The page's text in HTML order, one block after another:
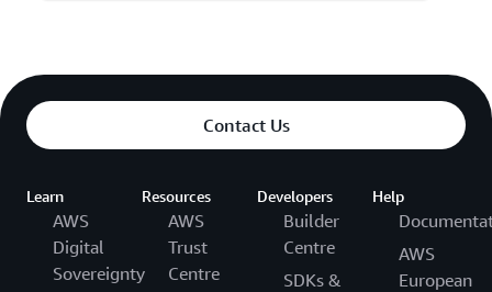
Contact Us
Learn
AWS
Digital
Sovereignty
Resources
AWS
Trust
Centre
Developers
Builder
Centre
SDKs &
Help
AWS
European